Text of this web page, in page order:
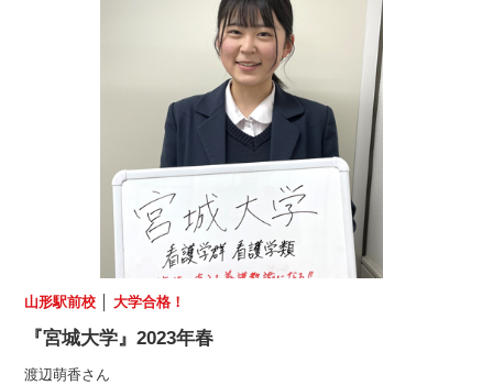
山形駅前校 │大学合格！
『宮城大学』2023年春
渡辺萌香さん